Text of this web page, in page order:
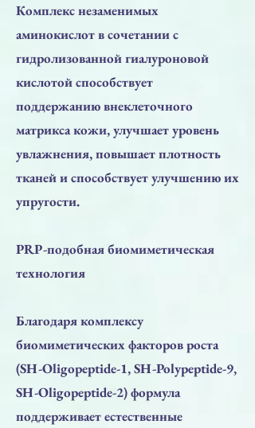
Комплекс незаменимых
аминокислот в сочетании с
гидролизованной гиалуроновой
кислотой способствует
поддержанию внеклеточного
матрикса кожи, улучшает уровень
увлажнения, повышает плотность
тканей и способствует улучшению их
упругости.
PRP-подобная биомиметическая
технология
Благодаря комплексу
биомиметических факторов роста
(SH-Oligopeptide-1, SH-Polypeptide-9,
SH-Oligopeptide-2) формула
поддерживает естественные